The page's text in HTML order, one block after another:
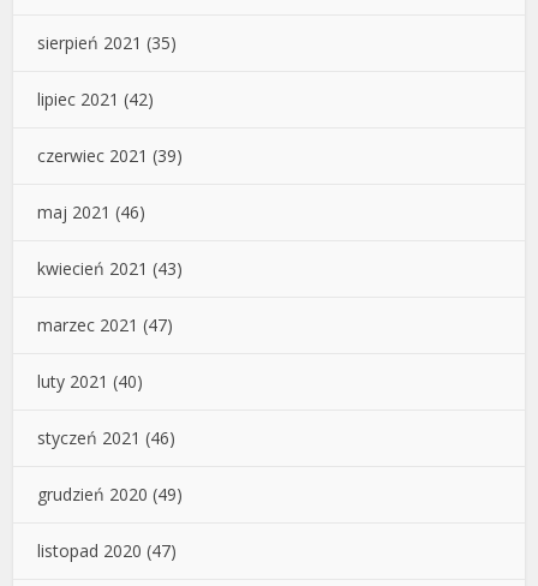
sierpień 2021 (35)
lipiec 2021 (42)
czerwiec 2021 (39)
maj 2021 (46)
kwiecień 2021 (43)
marzec 2021 (47)
luty 2021 (40)
styczeń 2021 (46)
grudzień 2020 (49)
listopad 2020 (47)